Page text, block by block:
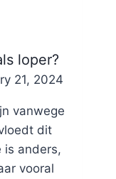
loper?
21, 2024
vanwege
dit
is anders,
vooral